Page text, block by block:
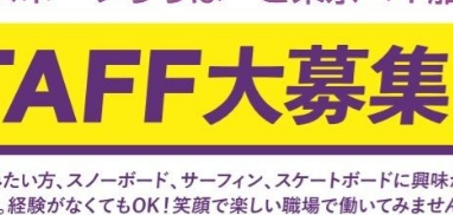
FASHIONTOP
SURFTOP
SNOWTOP
SKATETOP